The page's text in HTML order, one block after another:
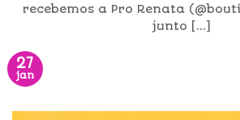
recebemos a Pro Renata
junto [...]
27
jan